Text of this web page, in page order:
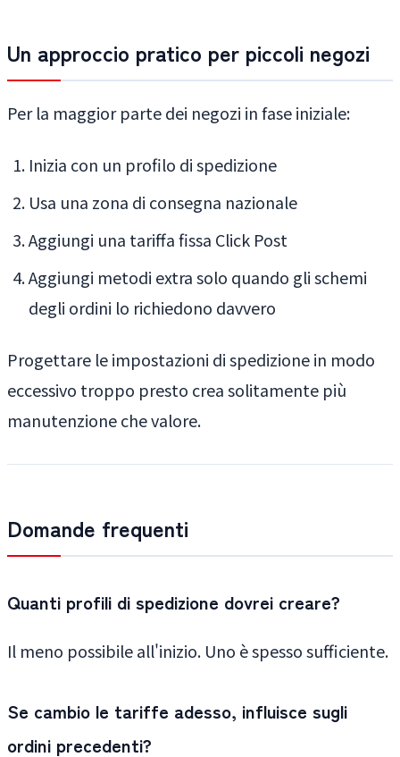
Un approccio pratico per piccoli negozi
Per la maggior parte dei negozi in fase iniziale:
Inizia con un profilo di spedizione
Usa una zona di consegna nazionale
Aggiungi una tariffa fissa Click Post
Aggiungi metodi extra solo quando gli schemi
degli ordini lo richiedono davvero
Progettare le impostazioni di spedizione in modo
eccessivo troppo presto crea solitamente più
manutenzione che valore.
Domande frequenti
Quanti profili di spedizione dovrei creare?
Il meno possibile all'inizio. Uno è spesso sufficiente.
Se cambio le tariffe adesso, influisce sugli
ordini precedenti?